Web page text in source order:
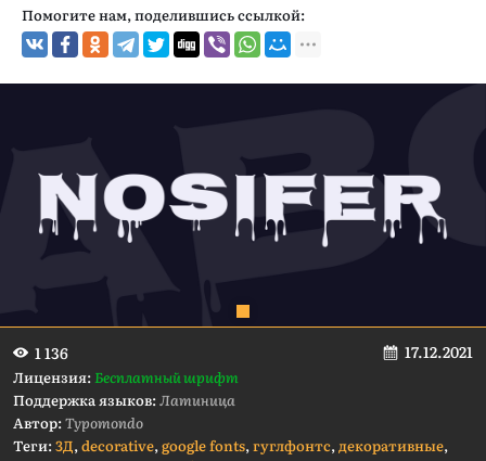
Помогите нам, поделившись ссылкой:
1 136 17.12.2021
Лицензия:Бесплатный шрифт
Поддержка языков:Латиница
Автор:Typomondo
Теги:3Д,decorative,google fonts,гуглфонтс,декоративные,